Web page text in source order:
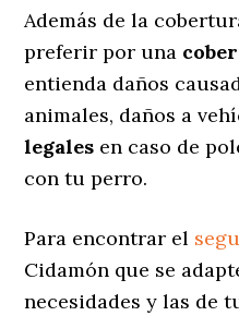
Además de la
preferir por una
entienda daños
animales, daños a
legales en caso de
con tu perro.
Para encontrar el
Cidamón que se
necesidades y las de